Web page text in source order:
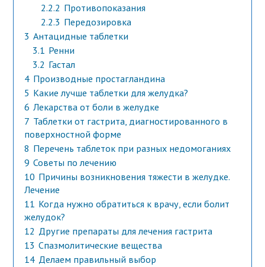
2.2.2 Противопоказания
2.2.3 Передозировка
3 Антацидные таблетки
3.1 Ренни
3.2 Гастал
4 Производные простагландина
5 Какие лучше таблетки для желудка?
6 Лекарства от боли в желудке
7 Таблетки от гастрита, диагностированного в
поверхностной форме
8 Перечень таблеток при разных недомоганиях
9 Советы по лечению
10 Причины возникновения тяжести в желудке.
Лечение
11 Когда нужно обратиться к врачу, если болит
желудок?
12 Другие препараты для лечения гастрита
13 Спазмолитические вещества
14 Делаем правильный выбор